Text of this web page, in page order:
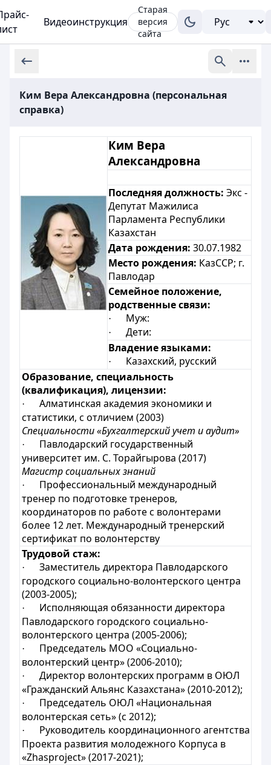
Видеоинструкция
Старая
версия
сайта
Ким Вера Александровна (персональная
справка)
Ким Вера
Александровна
Последняя должность: Экс -
Депутат Мажилиса
Парламента Республики
Казахстан
Дата рождения: 30.07.1982
Место рождения: КазССР; г.
Павлодар
Семейное положение,
родственные связи:
· Муж:
·
Дети:
Владение языками:
·
Казахский, русский
Образование, специальность
(квалификация), лицензии:
·
Алматинская академия экономики и
статистики, с отличием (2003)
Специальности «Бухгалтерский учет и аудит»
·
Павлодарский государственный
университет им. С. Торайгырова (2017)
Магистр социальных знаний
·
Профессиональный международный
тренер по подготовке тренеров,
координаторов по работе с волонтерами
более 12 лет. Международный тренерский
сертификат по волонтерству
Трудовой стаж:
·
Заместитель директора Павлодарского
городского социально-волонтерского центра
(2003-2005);
·
Исполняющая обязанности директора
Павлодарского городского социально-
волонтерского центра (2005-2006);
·
Председатель МОО «Социально-
волонтерский центр» (2006-2010);
·
Директор волонтерских программ в ОЮЛ
«Гражданский Альянс Казахстана» (2010-2012);
·
Председатель ОЮЛ «Национальная
волонтерская сеть» (с 2012);
·
Руководитель координационного агентства
Проекта развития молодежного Корпуса в
«Zhasproject» (2017-2021);